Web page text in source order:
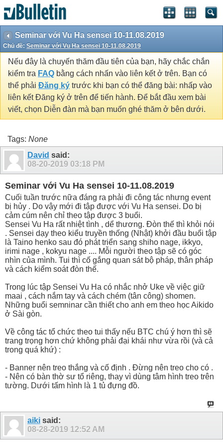
Seminar với Vu Ha sensei 10-11.08.2019
Chủ đề: Seminar với Vu Ha sensei 10-11.08.2019
Nếu đây là chuyến thăm đầu tiên của bạn, hãy chắc chắn
kiểm tra FAQ bằng cách nhấn vào liên kết ở trên. Bạn có
thể phải Đăng ký trước khi bạn có thể đăng bài: nhấp vào
liên kết Đăng ký ở trên để tiến hành. Để bắt đầu xem bài
viết, chọn Diễn đàn mà bạn muốn ghé thăm ở bên dưới.
Tags: None
David said:
08-20-2019 03:18 PM
Seminar với Vu Ha sensei 10-11.08.2019
Cuối tuần trước nữa đáng ra phải đi công tác nhưng event
bị hủy . Do vậy mới đi tập được với Vu Ha sensei. Do bị
cảm cúm nên chỉ theo tập được 3 buổi.
Sensei Vu Ha rất nhiệt tình , dể thương. Đòn thế thì khỏi nói
. Sensei dạy theo kiểu truyền thống (Nhật) khởi đầu buổi tập
là Taino henko sau đó phát triển sang shiho nage, ikkyo,
irimi nage , kokyu nage .... Mỗi người theo tập sẽ có góc
nhìn của mình. Tui thì cố gắng quan sát bộ pháp, thân pháp
và cách kiểm soát đòn thế.
Trong lúc tập Sensei Vu Ha có nhắc nhở Uke về việc giữ
maai , cách nắm tay và cách chém (tân công) shomen.
Những buổi semninar cần thiết cho anh em theo học Aikido
ở Sài gòn.
Về công tác tổ chức theo tui thấy nếu BTC chú ý hơn thì sẽ
trang trọng hơn chứ không phải đại khái như vừa rồi (và cả
trong quá khứ) :
- Banner nên treo thắng và cố định . Đừng nên treo cho có .
- Nên có bàn thờ sư tổ riêng, thay vì dùng tâm hình treo trên
tường. Dưới tấm hình là 1 tủ đựng đồ.
aiki said:
08-28-2019 12:52 AM